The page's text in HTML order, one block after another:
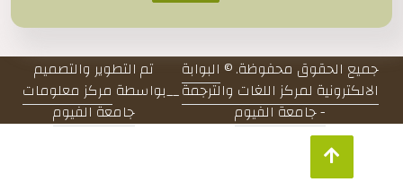
جميع الحقوق محفوظة. ©البوابة
الالكترونية لمركز اللغات والترجمة
- جامعة الفيوم
__
تم التطوير والتصميم
بواسطةمركز معلومات
جامعة الفيوم